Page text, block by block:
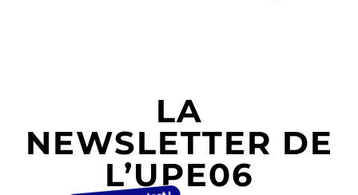
LA
NEWSLETTER DE
L’UPE06